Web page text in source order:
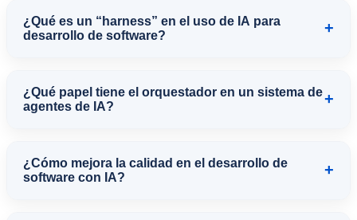
El principal problema es la falta de
control. Sin una estructura, los modelos
toman decisiones sin contexto y
dificultan la trazabilidad del trabajo
¿Qué es un “harness” en el uso de IA para
desarrollo de software?
+
Un harness es una infraestructura que
rodea al modelo y define cómo debe
contexto y criterios de calidad para
convertir la IA en un sistema fiable.
¿Qué papel tiene el orquestador en un sistema de
agentes de IA?
+
El orquestador actúa como un líder
técnico. Define el flujo de trabajo,
¿Cómo mejora la calidad en el desarrollo de
software con IA?
+